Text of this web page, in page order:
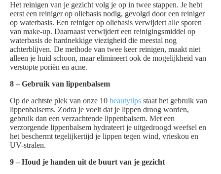
Het reinigen van je gezicht volg je op in twee stappen. Je hebt
eerst een reiniger op oliebasis nodig, gevolgd door een reiniger
op waterbasis. Een reiniger op oliebasis verwijdert alle sporen
van make-up. Daarnaast verwijdert een reinigingsmiddel op
waterbasis de hardnekkige viezigheid die meestal nog
achterblijven. De methode van twee keer reinigen, maakt niet
alleen je huid schoon, maar elimineert ook de mogelijkheid van
verstopte poriën en acne.
8 – Gebruik van lippenbalsem
Op de achtste plek van onze 10 beautytips staat het gebruik van
lippenbalsems. Zodra je voelt dat je lippen droog worden,
gebruik dan een verzachtende lippenbalsem. Met een
verzorgende lippenbalsem hydrateert je uitgedroogd weefsel en
het beschermt tegelijkertijd je lippen tegen wind, vrieskou en
UV-stralen.
9 – Houd je handen uit de buurt van je gezicht